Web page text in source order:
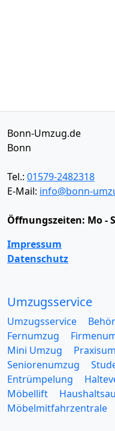
Bonn-Umzug.de
Bonn
Tel.: 01579-2482318
E-Mail: info@bonn-
Öffnungszeiten: Mo -
Impressum
Datenschutz
Umzugsservice
Umzugsservice
Fernumzug
Mini Umzug
Seniorenumzug
Entrümpelung
Möbellift
Möbelmitfahrzentrale